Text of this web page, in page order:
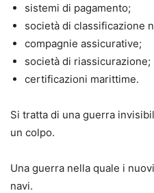
sistemi di pagamento;
società di classificazione
compagnie assicurative;
società di riassicurazione;
certificazioni marittime.
Si tratta di una guerra
un colpo.
Una guerra nella quale i
navi.